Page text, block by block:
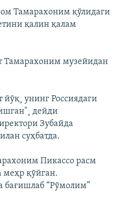
Тамарахоним қўлидаги
қалин қалам
Тамарахоним музейидан
йўқ¸ унинг Россиядаги
дейди
Зубайда
суҳбатда.
Пикассо расм
меҳр қўйган.
бағишлаб “Рўмолим”